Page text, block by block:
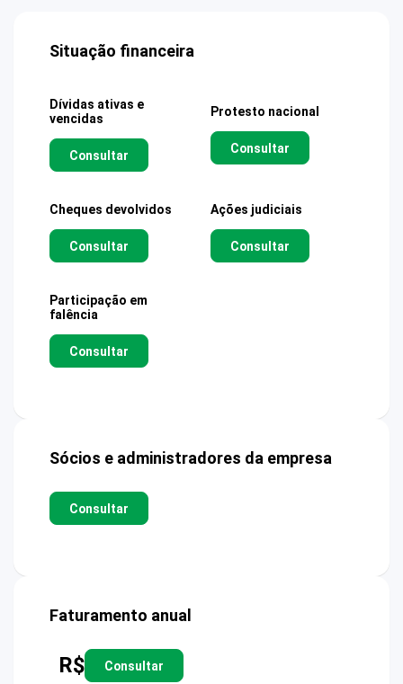
Situação financeira
Dívidas ativas e
vencidas
Consultar
Protesto nacional
Consultar
Cheques devolvidos
Consultar
Ações judiciais
Consultar
Participação em
falência
Consultar
Sócios e administradores da empresa
Consultar
Faturamento anual
R$ Consultar